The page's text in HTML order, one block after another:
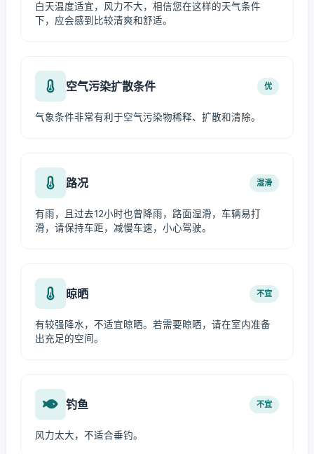
白天温度适宜，风力不大，相信您在这样的天气条件
下，应会感到比较清爽和舒适。
空气污染扩散条件 优
气象条件非常有利于空气污染物稀释、扩散和清除。
路况 湿滑
有雨，且过去12小时也曾降雨，路面湿滑，车辆易打
滑，请保持车距，减慢车速，小心驾驶。
晾晒 不宜
有较强降水，不适宜晾晒。若需要晾晒，请在室内准备
出充足的空间。
钓鱼 不宜
风力太大，不适合垂钓。